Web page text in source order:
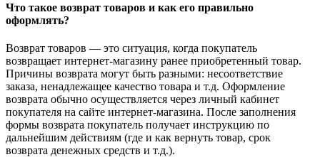
Что такое возврат товаров и как его правильно
оформлять?
Возврат товаров — это ситуация, когда покупатель
возвращает интернет-магазину ранее приобретенный товар.
Причины возврата могут быть разными: несоответствие
заказа, ненадлежащее качество товара и т.д. Оформление
возврата обычно осуществляется через личный кабинет
покупателя на сайте интернет-магазина. После заполнения
формы возврата покупатель получает инструкцию по
дальнейшим действиям (где и как вернуть товар, срок
возврата денежных средств и т.д.).